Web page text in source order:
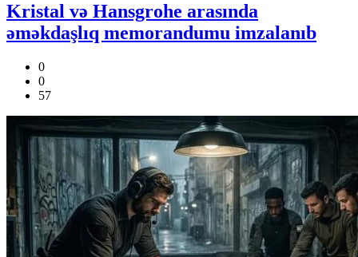
Kristal və Hansgrohe arasında
əməkdaşlıq memorandumu imzalanıb
0
0
57